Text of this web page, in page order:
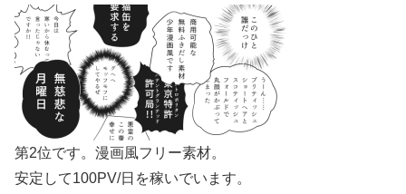
第2位です。漫画風フリー素材。
安定して100PV/日を稼いでいます。